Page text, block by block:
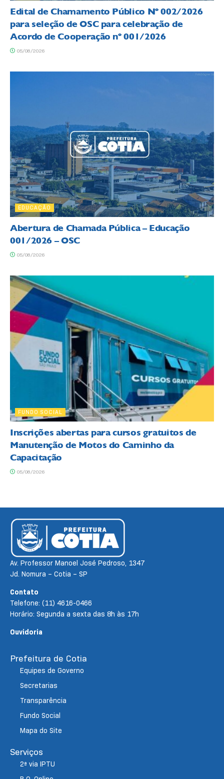
Edital de Chamamento Público Nº 002/2026
para seleção de OSC para celebração de
Acordo de Cooperação nº 001/2026
05/08/2026
EDUCAÇÃO
Abertura de Chamada Pública – Educação
001/2026 – OSC
05/08/2026
FUNDO SOCIAL
Inscrições abertas para cursos gratuitos de
Manutenção de Motos do Caminho da
Capacitação
05/08/2026
Av. Professor Manoel José Pedroso, 1347
Jd. Nomura – Cotia – SP
Contato
Telefone: (11) 4616-0466
Horário: Segunda a sexta das 8h às 17h
Ouvidoria
Prefeitura de Cotia
Equipes de Governo
Secretarias
Transparência
Fundo Social
Mapa do Site
Serviços
2ª via IPTU